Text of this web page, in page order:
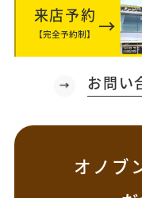
来店予約
【完全予約制】
お問い
オノブ